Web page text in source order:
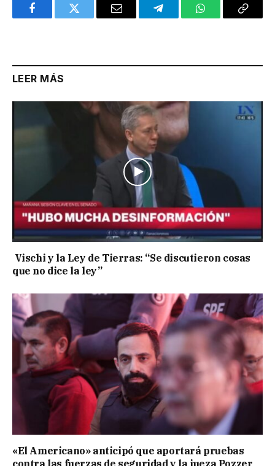
FacebookTwitter Email TelegramWhatsAppCopy
LEER MÁS
Vischi y la Ley de Tierras: “Se discutieron cosas
que no dice la ley”
«El Americano» anticipó que aportará pruebas
contra las fuerzas de seguridad y la jueza Pozzer